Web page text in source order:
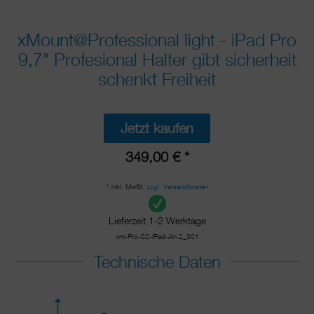
xMount@Professional light - iPad Pro
9,7" Profesional Halter gibt sicherheit
schenkt Freiheit
Jetzt kaufen
349,00 € *
* inkl. MwSt. zzgl. Versandkosten
Lieferzeit 1-2 Werktage
xm-Pro-02-iPad-Air-2_301
Technische Daten